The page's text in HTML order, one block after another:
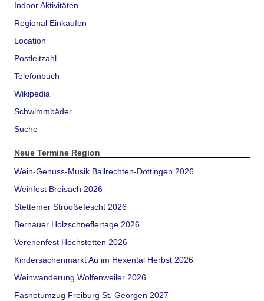
Indoor Aktivitäten
Regional Einkaufen
Location
Postleitzahl
Telefonbuch
Wikipedia
Schwimmbäder
Suche
Neue Termine Region
Wein-Genuss-Musik Ballrechten-Dottingen 2026
Weinfest Breisach 2026
Stettemer Strooßefescht 2026
Bernauer Holzschneflertage 2026
Verenenfest Hochstetten 2026
Kindersachenmarkt Au im Hexental Herbst 2026
Weinwanderung Wolfenweiler 2026
Fasnetumzug Freiburg St. Georgen 2027